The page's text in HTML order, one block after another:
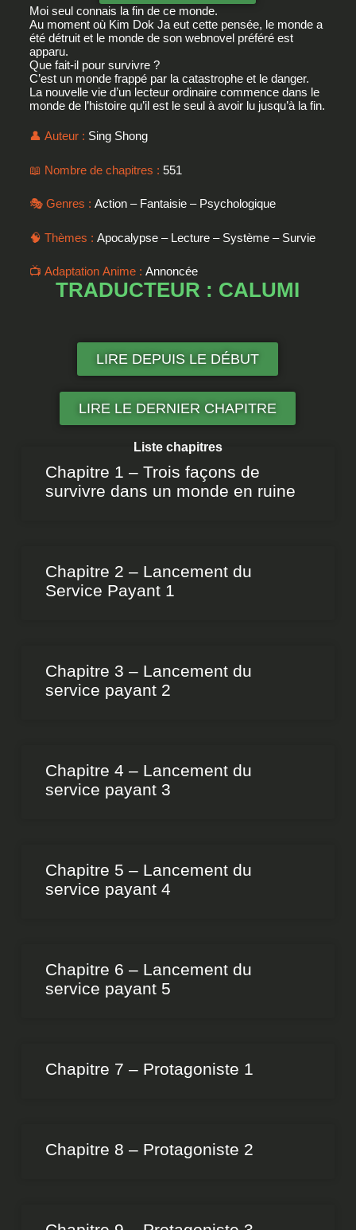
Moi seul connais la fin de ce monde.
Au moment où Kim Dok Ja eut cette pensée, le monde a
été détruit et le monde de son webnovel préféré est
apparu.
Que fait-il pour survivre ?
C’est un monde frappé par la catastrophe et le danger.
La nouvelle vie d’un lecteur ordinaire commence dans le
monde de l’histoire qu’il est le seul à avoir lu jusqu’à la fin.
👤 Auteur : Sing Shong
📖 Nombre de chapitres : 551
🎭 Genres : Action – Fantaisie – Psychologique
🧠 Thèmes : Apocalypse – Lecture – Système – Survie
📺 Adaptation Anime : Annoncée
TRADUCTEUR : CALUMI
LIRE DEPUIS LE DÉBUT
LIRE LE DERNIER CHAPITRE
Liste chapitres
Chapitre 1 – Trois façons de
survivre dans un monde en ruine
Chapitre 2 – Lancement du
Service Payant 1
Chapitre 3 – Lancement du
service payant 2
Chapitre 4 – Lancement du
service payant 3
Chapitre 5 – Lancement du
service payant 4
Chapitre 6 – Lancement du
service payant 5
Chapitre 7 – Protagoniste 1
Chapitre 8 – Protagoniste 2